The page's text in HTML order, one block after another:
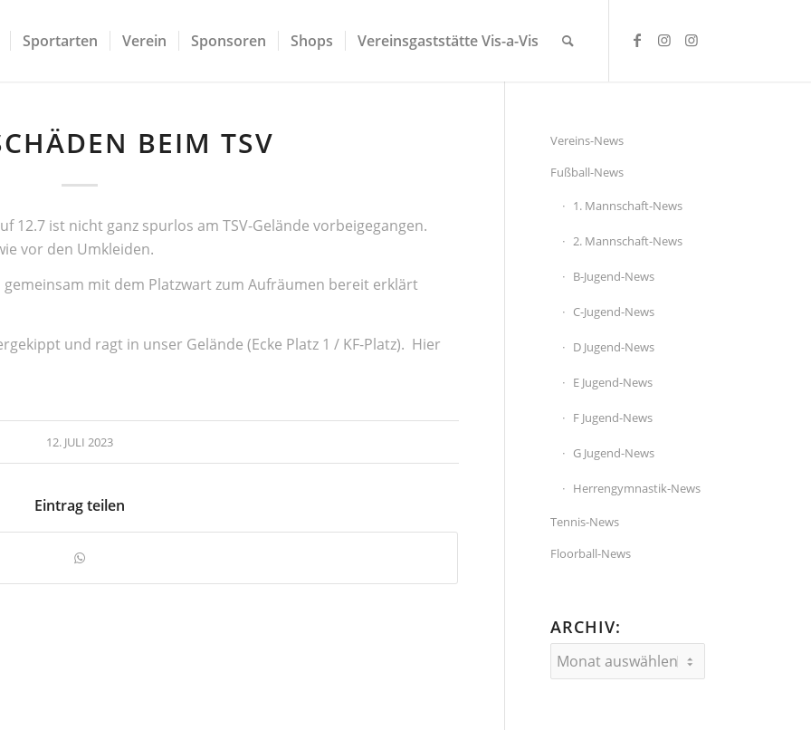
Sportarten Verein Sponsoren Shops Vereinsgaststätte Vis-a-Vis
BEIM TSV
12.7 ist nicht ganz spurlos am TSV-Gelände vorbeigegangen.
vor den Umkleiden.
mit dem Platzwart zum Aufräumen bereit erklärt
und ragt in unser Gelände (Ecke Platz 1 / KF-Platz). Hier
12. JULI 2023
Eintrag teilen
Vereins-News
Fußball-News
1. Mannschaft-News
2. Mannschaft-News
B-Jugend-News
C-Jugend-News
D Jugend-News
E Jugend-News
F Jugend-News
G Jugend-News
Herrengymnastik-News
Tennis-News
Floorball-News
ARCHIV: